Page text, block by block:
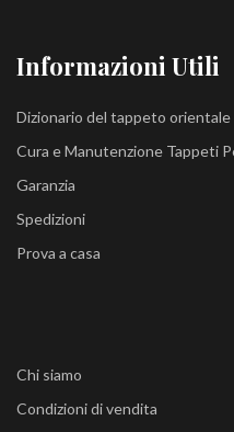
Informazioni Utili
Dizionario del tappeto orientale
Cura e Manutenzione Tappeti
Garanzia
Spedizioni
Prova a casa
Chi siamo
Condizioni di vendita